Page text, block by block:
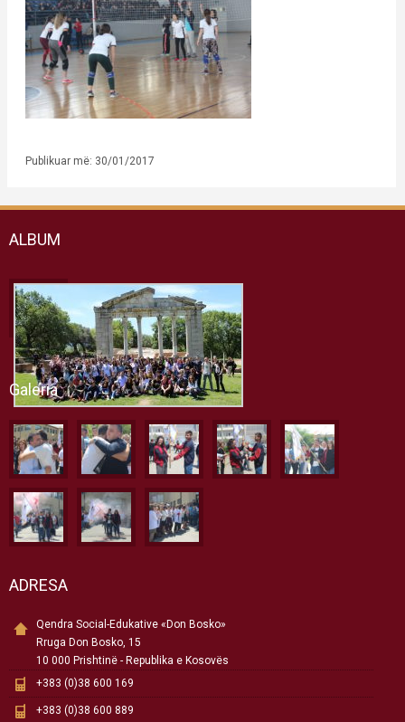
Publikuar më: 30/01/2017
ALBUM
Galeria
ADRESA
Qendra Social-Edukative «Don Bosko»
Rruga Don Bosko, 15
10 000 Prishtinë - Republika e Kosovës
+383 (0)38 600 169
+383 (0)38 600 889